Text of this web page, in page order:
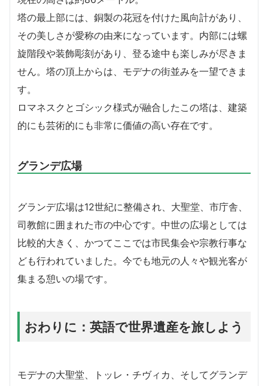
塔の最上部には、銅製の花冠を付けた風向計があり、
その美しさが愛称の由来になっています。内部には螺
旋階段や装飾彫刻があり、登る途中も楽しみが尽きま
せん。塔の頂上からは、モデナの街並みを一望できま
す。
ロマネスクとゴシック様式が融合したこの塔は、建築
的にも芸術的にも非常に価値の高い存在です。
グランデ広場
グランデ広場は12世紀に整備され、大聖堂、市庁舎、
司教館に囲まれた市の中心です。中世の広場としては
比較的大きく、かつてここでは市民集会や宗教行事な
ども行われていました。今でも地元の人々や観光客が
集まる憩いの場です。
おわりに：英語で世界遺産を旅しよう
モデナの大聖堂、トッレ・チヴィカ、そしてグランデ